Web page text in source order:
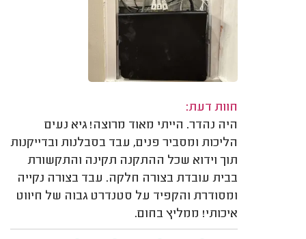
חוות דעת:
היה נהדר. הייתי מאוד מרוצה! גיא נעים
הליכות ומסביר פנים, עבד בסבלנות ובדייקנות
תוך וידוא שכל ההתקנה תקינה והתקשורת
בבית עובדת בצורה חלקה. עבד בצורה נקייה
ומסודרת והקפיד על סטנדרט גבוה של חיווט
איכותי! ממליץ בחום.